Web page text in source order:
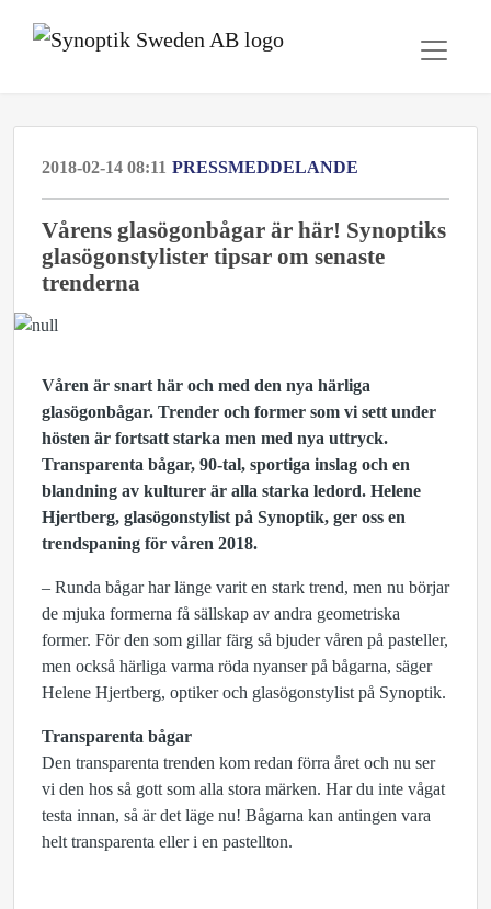
2018-02-14 08:11 PRESSMEDDELANDE
Vårens glasögonbågar är här! Synoptiks
glasögonstylister tipsar om senaste
trenderna
Våren är snart här och med den nya härliga
glasögonbågar. Trender och former som vi sett under
hösten är fortsatt starka men med nya uttryck.
Transparenta bågar, 90-tal, sportiga inslag och en
blandning av kulturer är alla starka ledord. Helene
Hjertberg, glasögonstylist på Synoptik, ger oss en
trendspaning för våren 2018.
– Runda bågar har länge varit en stark trend, men nu börjar
de mjuka formerna få sällskap av andra geometriska
former. För den som gillar färg så bjuder våren på pasteller,
men också härliga varma röda nyanser på bågarna, säger
Helene Hjertberg, optiker och glasögonstylist på Synoptik.
Transparenta bågar
Den transparenta trenden kom redan förra året och nu ser
vi den hos så gott som alla stora märken. Har du inte vågat
testa innan, så är det läge nu! Bågarna kan antingen vara
helt transparenta eller i en pastellton.